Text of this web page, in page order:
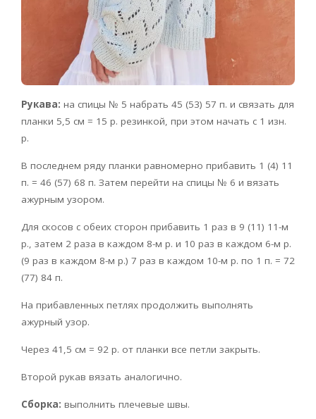
Рукава: на спицы № 5 набрать 45 (53) 57 п. и связать для
планки 5,5 см = 15 р. резинкой, при этом начать с 1 изн.
р.
В последнем ряду планки равномерно прибавить 1 (4) 11
п. = 46 (57) 68 п. Затем перейти на спицы № 6 и вязать
ажурным узором.
Для скосов с обеих сторон прибавить 1 раз в 9 (11) 11-м
р., затем 2 раза в каждом 8-м р. и 10 раз в каждом 6-м р.
(9 раз в каждом 8-м p.) 7 раз в каждом 10-м р. по 1 п. = 72
(77) 84 п.
На прибавленных петлях продолжить выполнять
ажурный узор.
Через 41,5 см = 92 р. от планки все петли закрыть.
Второй рукав вязать аналогично.
Сборка: выполнить плечевые швы.